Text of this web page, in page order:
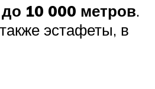
10 000 метров.
эстафеты, в